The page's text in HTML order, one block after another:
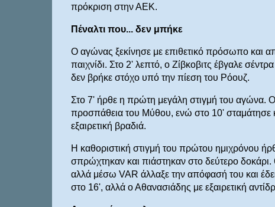
πρόκριση στην ΑΕΚ.
Πέναλτι που... δεν μπήκε
Ο αγώνας ξεκίνησε με επιθετικό πρόσωπο και
παιχνίδι. Στο 2' λεπτό, ο Ζίβκοβιτς έβγαλε
δεν βρήκε στόχο υπό την πίεση του Ρόουζ.
Στο 7' ήρθε η πρώτη μεγάλη στιγμή του αγώνα.
προσπάθεια του Μύθου, ενώ στο 10' σταμάτησε
εξαιρετική βραδιά.
Η καθοριστική στιγμή του πρώτου ημιχρόνου
σπρώχτηκαν και πιάστηκαν στο δεύτερο
αλλά μέσω VAR άλλαξε την απόφασή του και
στο 16', αλλά ο Αθανασιάδης με εξαιρετική